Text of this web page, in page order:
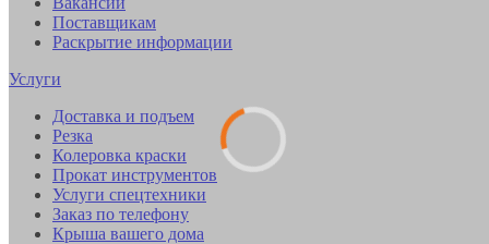
Поставщикам
Раскрытие информации
Услуги
Доставка и подъем
Резка
Колеровка краски
Прокат инструментов
Услуги спецтехники
Заказ по телефону
Крыша вашего дома